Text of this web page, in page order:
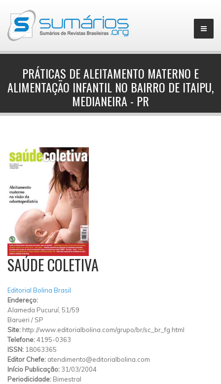
▼
PRÁTICAS DE ALEITAMENTO MATERNO E
ALIMENTAÇÃO INFANTIL NO BAIRRO DE ITAIPU,
MEDIANEIRA - PR
SAÚDE COLETIVA
Editorial Bolina Brasil
Endereço:
Alameda Pucuruí, 51/59
Barueri / SP
Site: http://www.editorialbolina.com/grupo/br/sc_br_fg.html
Telefone:4195-0363
ISSN: 18063365
Editor Chefe: atendimento@editorialbolina.com
Início Publicação: 31/03/2004
Periodicidade: Bimestral